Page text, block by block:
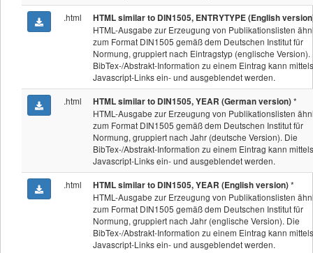
.html
HTML similar to DIN1505, ENTRYTYPE (English
HTML-Ausgabe zur Erzeugung von Publikationslisten
zum Format DIN1505 gemäß dem Deutschen Institut für
Normung, gruppiert nach Eintragstyp (englische Version).
BibTex-/Abstrakt-Information zu einem Eintrag kann mittels
Javascript-Links ein- und ausgeblendet werden.
.html
HTML similar to DIN1505, YEAR (German version)*
HTML-Ausgabe zur Erzeugung von Publikationslisten
zum Format DIN1505 gemäß dem Deutschen Institut für
Normung, gruppiert nach Jahr (deutsche Version). Die
BibTex-/Abstrakt-Information zu einem Eintrag kann mittels
Javascript-Links ein- und ausgeblendet werden.
.html
HTML similar to DIN1505, YEAR (English version)*
HTML-Ausgabe zur Erzeugung von Publikationslisten
zum Format DIN1505 gemäß dem Deutschen Institut für
Normung, gruppiert nach Jahr (englische Version). Die
BibTex-/Abstrakt-Information zu einem Eintrag kann mittels
Javascript-Links ein- und ausgeblendet werden.